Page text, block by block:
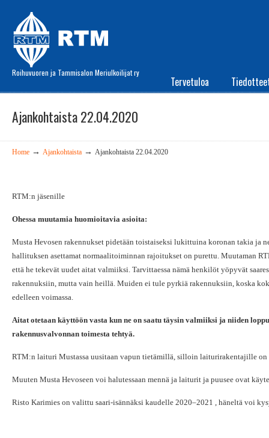
Roihuvuoren ja Tammisalon Meriulkoilijat ry
Tervetuloa
Ajankohtaista 22.04.2020
Home → Ajankohtaista → Ajankohtaista 22.04.2020
RTM:n jäsenille
Ohessa muutamia huomioitavia asioita:
Musta Hevosen rakennukset pidetään toistaiseksi lukittuina koronan takia ja
hallituksen asettamat normaalitoiminnan rajoitukset on purettu. Muutaman
että he tekevät uudet aitat valmiiksi. Tarvittaessa nämä henkilöt yöpyvät
rakennuksiin, mutta vain heillä. Muiden ei tule pyrkiä rakennuksiin, koska
edelleen voimassa.
Aitat otetaan käyttöön vasta kun ne on saatu täysin valmiiksi ja niiden
rakennusvalvonnan toimesta tehtyä.
RTM:n laituri Mustassa uusitaan vapun tietämillä, silloin laiturirakentajille on
Muuten Musta Hevoseen voi halutessaan mennä ja laiturit ja puusee ovat
Risto Karimies on valittu saari-isännäksi kaudelle 2020–2021 , häneltä voi